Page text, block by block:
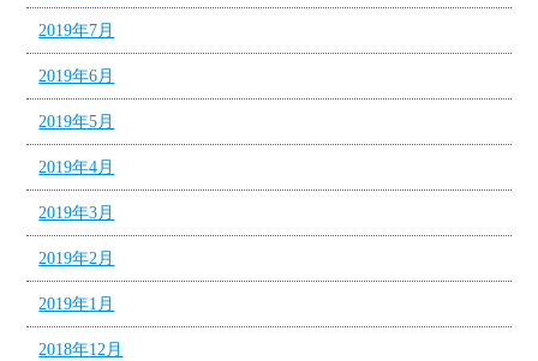
2019年7月
2019年6月
2019年5月
2019年4月
2019年3月
2019年2月
2019年1月
2018年12月